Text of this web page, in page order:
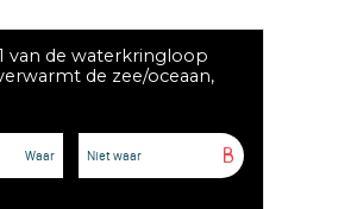
van de waterkringloop
de zee/oceaan,
Waar B
Niet waar